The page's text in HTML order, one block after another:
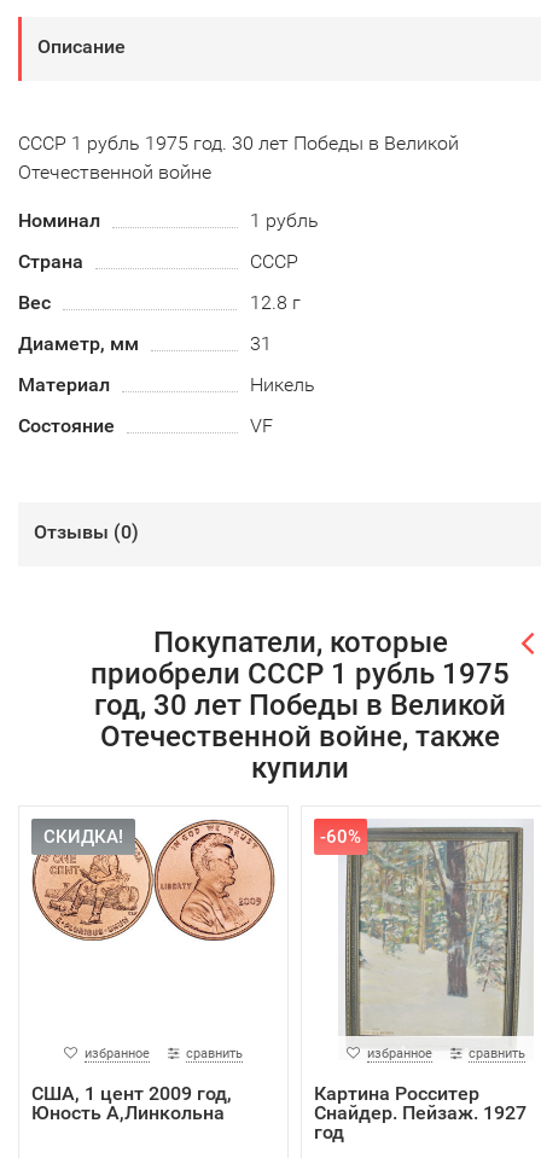
Описание
СССР 1 рубль 1975 год. 30 лет Победы в Великой
Отечественной войне
Номинал
1 рубль
Страна
СССР
Вес
12.8 г
Диаметр, мм
31
Материал
Никель
Состояние
VF
Отзывы (0)
Покупатели, которые
приобрели СССР 1 рубль 1975
год, 30 лет Победы в Великой
Отечественной войне, также
купили
СКИДКА!
избранное сравнить
США, 1 цент 2009 год,
Юность А,Линкольна
-60%
избранное сравнить
Картина Росситер
Снайдер. Пейзаж. 1927
год